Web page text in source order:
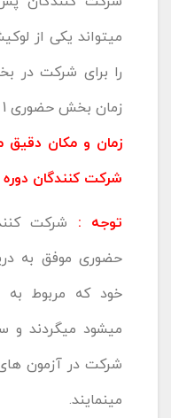
میتواند یکی از
را برای شرکت در
زمان بخش حضوری 1 الی 2 روز میباشد.
زمان و مکان دقیق
شرکت کنندگان دوره
توجه : شرکت
میشود میگردند و
شرکت در آزمون
مینمایند.